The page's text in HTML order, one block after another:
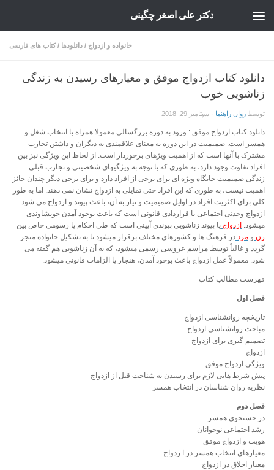
دکتر علی اصغر چگینی
خانواده و ازدواج / دانلودها / کتاب های فارسی
دانلود کتاب ازدواج موفق و معیارهای رسیدن به زندگی
زناشویی خوب
توسط روان راهنما · سپتامبر 29, 2018
دانلود کتاب ازدواج موفق : ورود به دوره بزرگسالی معمولا همراه با انتخاب شغل و
همسر است. صمیمیت در این دوره به معنای علاقمندی به دیگران و داشتن تجارب
مشترک با آنها است که از اهمیت ویژهای برخوردار است. از لحاظ این ویژگی نیز بین
افراد تفاوت وجود دارد، به طوری که با توجه به ویژگیهای شخصیتی و تجارب قبلی
زندگی صمیمیت جایگاه ویژه ای برای برخی از افراد دارد و برای برخی دیگر چندان حائز
اهمیت نیست، به طوری که این افراد حتی تمایلی به ازدواج نشان نمی دهند. اما به طور
کلی برای اکثریت افراد در اوایل صمیمیت و نیاز به آن، باعث پیوند و ازدواج می شود.
ازدواج وحدتی اجتماعی یا قراردادی قانونی است که باعث بوجود آمدن خویشاوندی
میشود. ازدواج یا پیوند زناشویی پیوندی آیینی است که طی احکام یا رسومی خاص بین
زن و مرد در فرهنگ ها و کشورهای مختلف برقرار میشود تا به تشکیل خانواده منجر
گردد و غالباً توسط مراسم عروسی رسمی میشود، که به آن زناشویی هم گفته می
شود. معمولاً عمل ازدواج باعث بوجود آمدن، هنجار یا الزامات قانونی میشود.
فهرست مطالب کتاب
فصل اول
تاریخچه روانشناسی ازدواج
مباحث روانشناسی ازدواج
تصمیم گیری برای ازدواج
ازدواج
ویژگی ازدواج موفق
پیش شرط هایی لازم برای رسیدن به شناخت قبل از ازدواج
نظریه روان شناسان در انتخاب همسر
فصل دوم
در جستجوی همسر
رشد اجتماعی نوجوانان
هویت و ازدواج موفق
معیارهای انتخاب همسر در ا زدواج
معیار اخلاق در ازدواج